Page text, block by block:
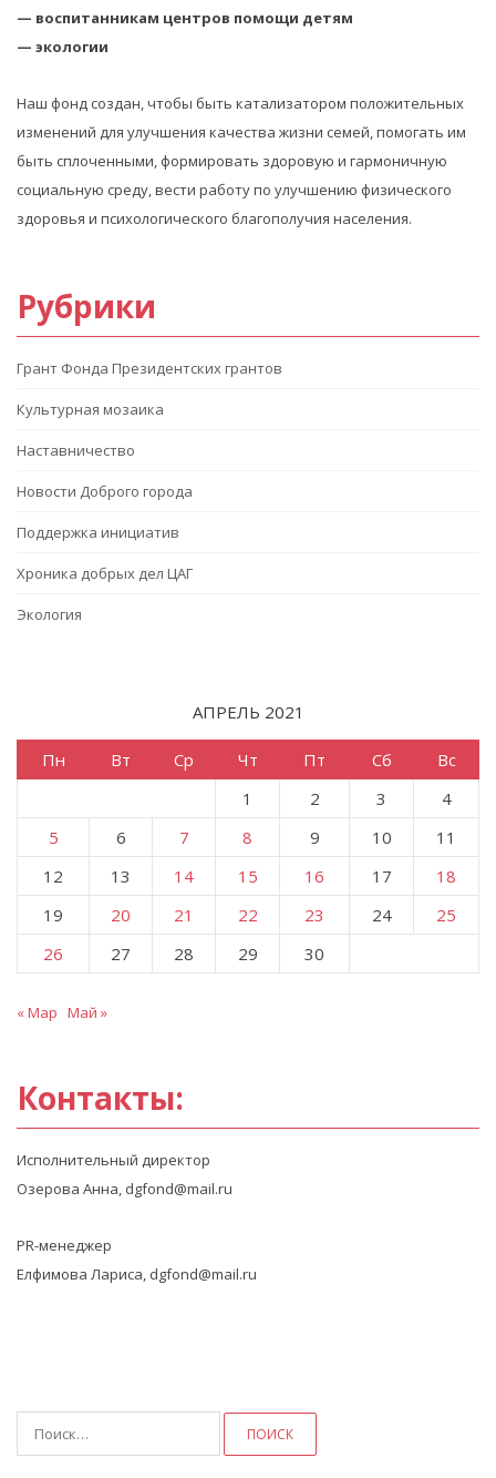
— воспитанникам центров помощи детям
— экологии
Наш фонд создан, чтобы быть катализатором положительных
изменений для улучшения качества жизни семей, помогать им
быть сплоченными, формировать здоровую и гармоничную
социальную среду, вести работу по улучшению физического
здоровья и психологического благополучия населения.
Рубрики
Грант Фонда Президентских грантов
Культурная мозаика
Наставничество
Новости Доброго города
Поддержка инициатив
Хроника добрых дел ЦАГ
Экология
АПРЕЛЬ 2021
Пн Вт Ср Чт Пт Сб
Вс
1
2 3
4
5
6 7 8 9 10
11
12
13 14 15 16 17
18
19
20 21 22 23 24
25
26
27 28 29 30
« Мар Май »
Контакты:
Исполнительный директор
Озерова Анна, dgfond@mail.ru
PR-менеджер
Елфимова Лариса, dgfond@mail.ru